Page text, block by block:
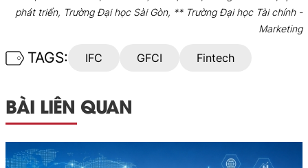
phát triển, Trường Đại học Sài Gòn, ** Trường Đại học Tài chính -
Marketing
TAGS: IFC GFCI Fintech
BÀI LIÊN QUAN